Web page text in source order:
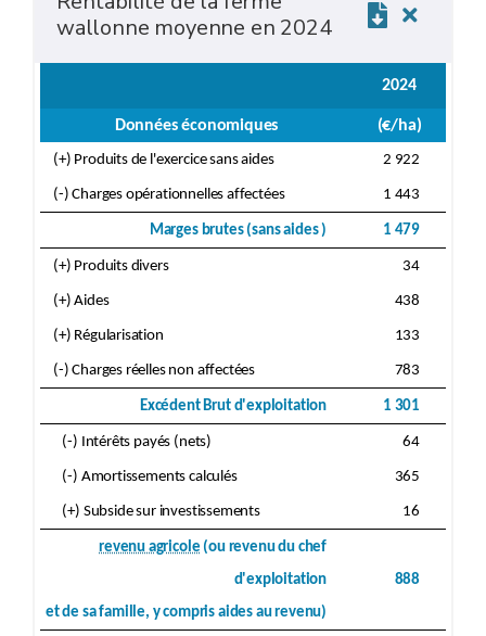
wallonne moyenne en 2024
2024
Données économiques (€/ha)
(+) Produits de l'exercice sans aides 2 922
(-) Charges opérationnelles affectées 1 443
Marges brutes (sans aides ) 1 479
(+) Produits divers 34
(+) Aides 438
(+) Régularisation 133
(-) Charges réelles non affectées 783
Excédent Brut d'exploitation 1 301
(-) Intérêts payés (nets) 64
(-) Amortissements calculés 365
(+) Subside sur investissements 16
revenu agricole (ou revenu du chef
d'exploitation
et de sa famille, y compris aides au revenu)
888